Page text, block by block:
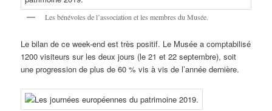
Les bénévoles de l’association et les membres du Musée.
Le bilan de ce week-end est très positif. Le Musée a comptabilisé
1200 visiteurs sur les deux jours (le 21 et 22 septembre), soit
une progression de plus de 60 % vis à vis de l’année dernière.